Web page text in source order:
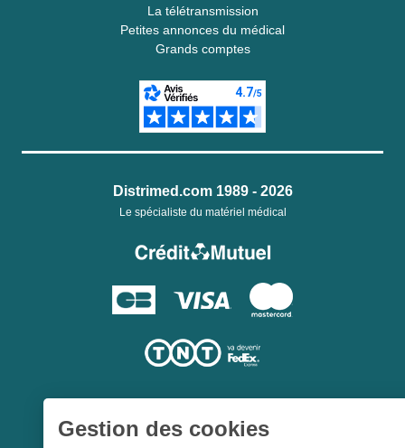
La télétransmission
Petites annonces du médical
Grands comptes
Distrimed.com 1989 - 2026
Le spécialiste du matériel médical
Gestion des cookies